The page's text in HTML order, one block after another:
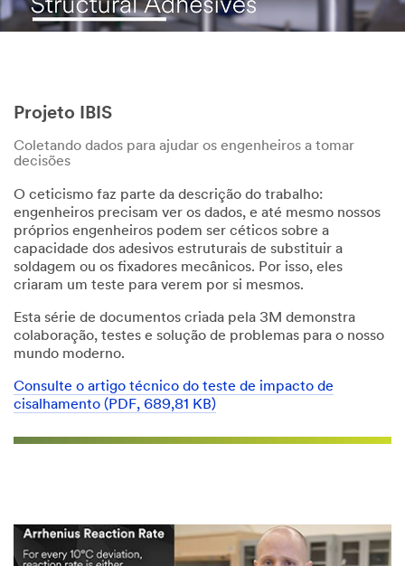
Projeto IBIS
Coletando dados para ajudar os engenheiros a tomar
decisões
O ceticismo faz parte da descrição do trabalho:
engenheiros precisam ver os dados, e até mesmo nossos
próprios engenheiros podem ser céticos sobre a
capacidade dos adesivos estruturais de substituir a
soldagem ou os fixadores mecânicos. Por isso, eles
criaram um teste para verem por si mesmos.
Esta série de documentos criada pela 3M demonstra
colaboração, testes e solução de problemas para o nosso
mundo moderno.
Consulte o artigo técnico do teste de impacto de
cisalhamento (PDF, 689,81 KB)